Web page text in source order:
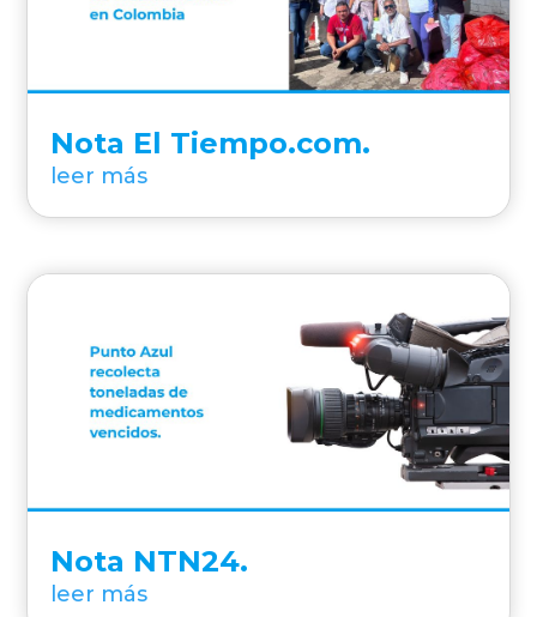
Nota El Tiempo.com.
leer más
Nota NTN24.
leer más